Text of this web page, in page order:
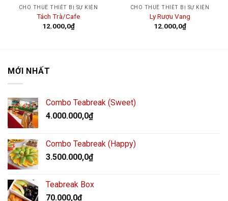
CHO THUÊ THIẾT BỊ SỰ KIỆN
Tách Trà/Cafe
12.000,0₫
CHO THUÊ THIẾT BỊ SỰ KIỆN
Ly Rượu Vang
12.000,0₫
MỚI NHẤT
Combo Teabreak (Sweet)
4.000.000,0₫
Combo Teabreak (Happy)
3.500.000,0₫
Teabreak Box
70.000,0₫